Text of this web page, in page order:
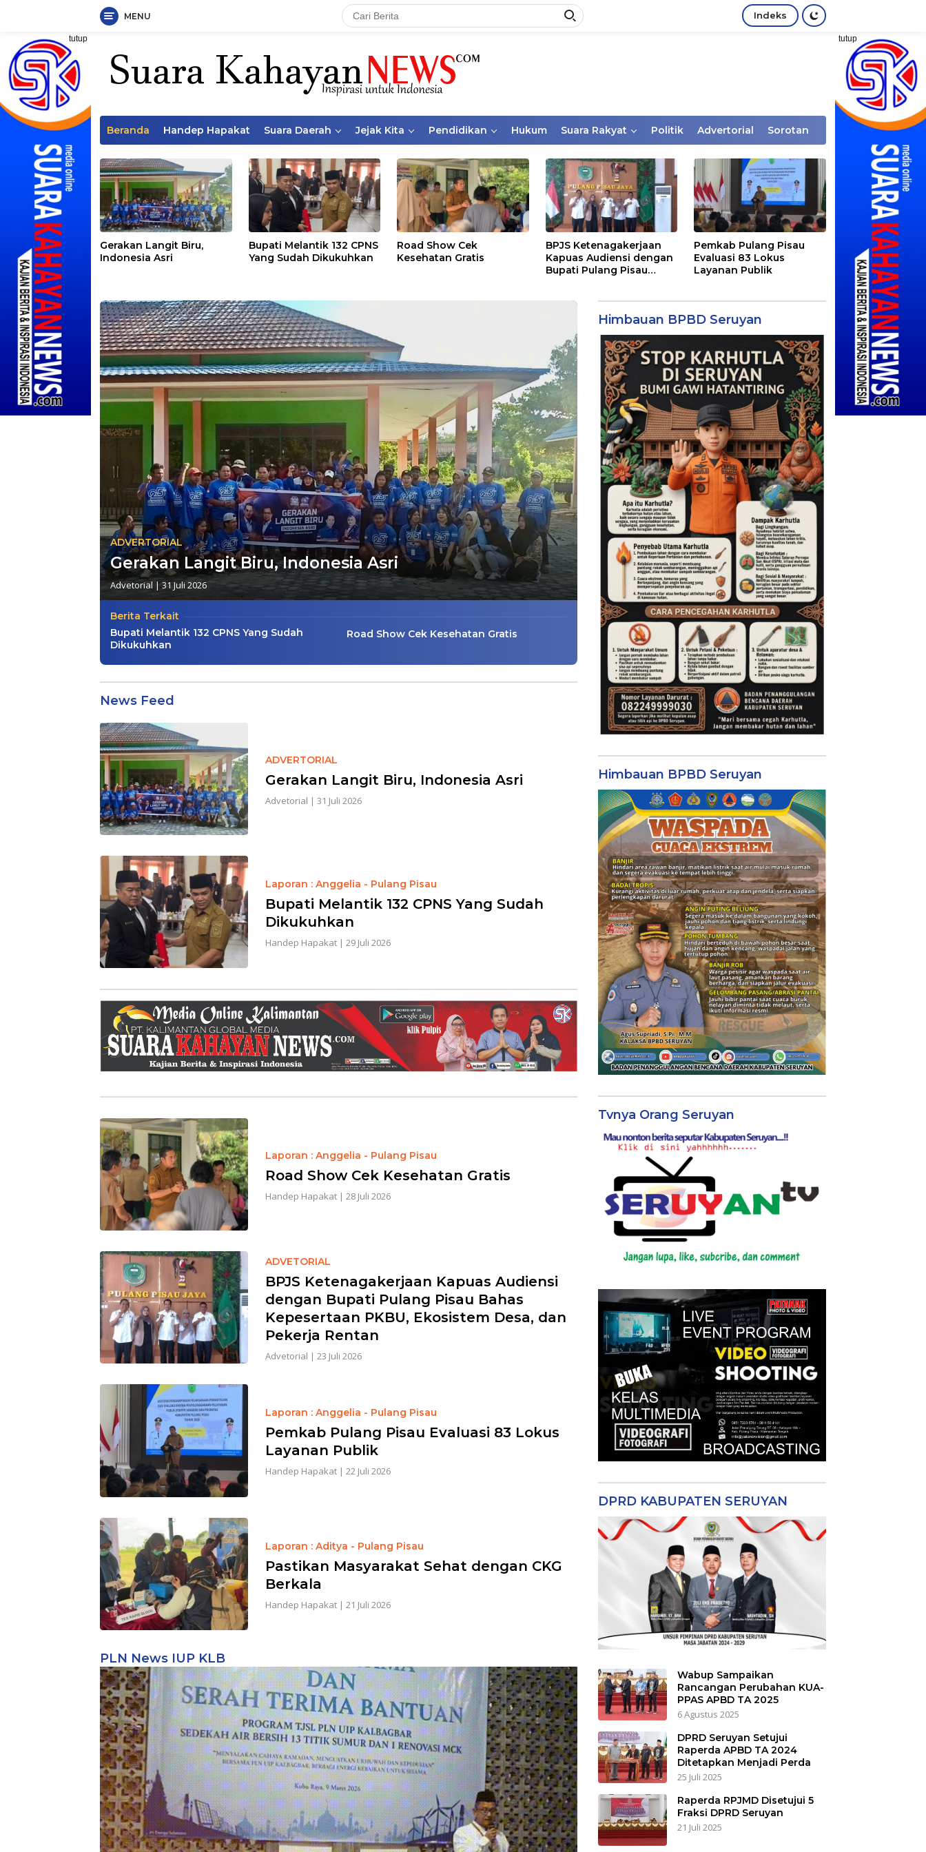
Langsung
konten
MENU Indeks
tutup tutup
Beranda Handep Hapakat Suara Daerah Jejak Kita Pendidikan Hukum Suara Rakyat Politik Advertorial Sorotan
Gerakan Langit Biru,
Indonesia Asri
Bupati Melantik 132 CPNS
Yang Sudah Dikukuhkan
Road Show Cek
Kesehatan Gratis
BPJS Ketenagakerjaan
Kapuas Audiensi dengan
Bupati Pulang Pisau
dan Pekerja Rentan
Pemkab Pulang Pisau
Evaluasi 83 Lokus
Layanan Publik
ADVERTORIAL
Gerakan Langit Biru, Indonesia Asri
Advetorial |31 Juli 2026
Berita Terkait
Bupati Melantik 132 CPNS Yang Sudah
Dikukuhkan
Road Show Cek Kesehatan Gratis
Suarakahayannews.com
News Feed
ADVERTORIAL
Gerakan Langit Biru, Indonesia Asri
Advetorial | 31 Juli 2026
Laporan : Anggelia - Pulang Pisau
Bupati Melantik 132 CPNS Yang Sudah
Dikukuhkan
Handep Hapakat| 29 Juli 2026
Laporan : Anggelia - Pulang Pisau
Road Show Cek Kesehatan Gratis
Handep Hapakat| 28 Juli 2026
ADVETORIAL
BPJS Ketenagakerjaan Kapuas Audiensi
dengan Bupati Pulang Pisau Bahas
Kepesertaan PKBU, Ekosistem Desa, dan
Pekerja Rentan
Advetorial | 23 Juli 2026
Laporan : Anggelia - Pulang Pisau
Pemkab Pulang Pisau Evaluasi 83 Lokus
Layanan Publik
Handep Hapakat| 22 Juli 2026
Laporan : Aditya - Pulang Pisau
Pastikan Masyarakat Sehat dengan CKG
Berkala
Handep Hapakat| 21 Juli 2026
PLN News IUP KLB
Himbauan BPBD Seruyan
Himbauan BPBD Seruyan
Tvnya Orang Seruyan
DPRD KABUPATEN SERUYAN
Wabup Sampaikan
Rancangan Perubahan KUA-
PPAS APBD TA 2025
6 Agustus 2025
DPRD Seruyan Setujui
Raperda APBD TA 2024
Ditetapkan Menjadi Perda
25 Juli 2025
Raperda RPJMD Disetujui 5
Fraksi DPRD Seruyan
21 Juli 2025